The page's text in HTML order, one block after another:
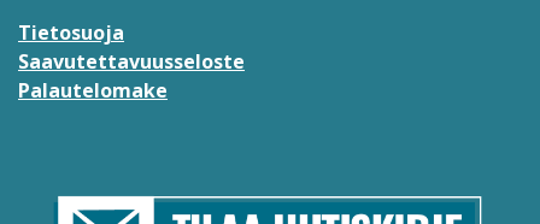
Tietosuoja
Saavutettavuusseloste
Palautelomake